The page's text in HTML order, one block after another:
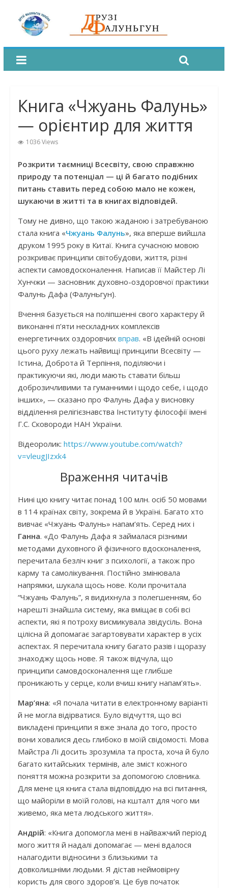
Книга «Чжуань Фалунь»
— орієнтир для життя
1036 Views
Розкрити таємниці Всесвіту, свою справжню
природу та потенціал — ці й багато подібних
питань ставить перед собою мало не кожен,
шукаючи в житті та в книгах відповідей.
Тому не дивно, що такою жаданою і затребуваною
стала книга «Чжуань Фалунь», яка вперше вийшла
друком 1995 року в Китаї. Книга сучасною мовою
розкриває принципи світобудови, життя, різні
аспекти самовдосконалення. Написав її Майстер Лі
Хунчжи — засновник духовно-оздоровчої практики
Фалунь Дафа (Фалуньгун).
Вчення базується на поліпшенні свого характеру й
виконанні п’яти нескладних комплексів
енергетичних оздоровчих вправ. «В ідейній основі
цього руху лежать найвищі принципи Всесвіту —
Істина, Доброта й Терпіння, поділяючи і
практикуючи які, люди мають ставати більш
доброзичливими та гуманними і щодо себе, і щодо
інших», — сказано про Фалунь Дафа у висновку
відділення релігієзнавства Інституту філософії імені
Г.С. Сковороди НАН України.
Відеоролик: https://www.youtube.com/watch?
v=vleugJIzxk4
Враження читачів
Нині цю книгу читає понад 100 млн. осіб 50 мовами
в 114 країнах світу, зокрема й в Україні. Багато хто
вивчає «Чжуань Фалунь» напам‘ять. Серед них і
Ганна. «До Фалунь Дафа я займалася різними
методами духовного й фізичного вдосконалення,
перечитала безліч книг з психології, а також про
карму та самолікування. Постійно змінювала
напрямки, шукала щось нове. Коли прочитала
“Чжуань Фалунь”, я видихнула з полегшенням, бо
нарешті знайшла систему, яка вміщає в собі всі
аспекти, які я потроху висмикувала звідусіль. Вона
цілісна й допомагає загартовувати характер в усіх
аспектах. Я перечитала книгу багато разів і щоразу
знаходжу щось нове. Я також відчула, що
принципи самовдосконалення ще глибше
проникають у серце, коли вчиш книгу напам’ять».
Мар’яна: «Я почала читати в електронному варіанті
й не могла відірватися. Було відчуття, що всі
викладені принципи я вже знала до того, просто
вони ховалися десь глибоко в моїй свідомості. Мова
Майстра Лі досить зрозуміла та проста, хоча й було
багато китайських термінів, але зміст кожного
поняття можна розкрити за допомогою словника.
Для мене ця книга стала відповіддю на всі питання,
що майоріли в моїй голові, на кшталт для чого ми
живемо, яка мета людського життя».
Андрій: «Книга допомогла мені в найважчий період
мого життя й надалі допомагає — мені вдалося
налагодити відносини з близькими та
довколишніми людьми. Я дістав неймовірну
користь для свого здоров’я. Це був початок